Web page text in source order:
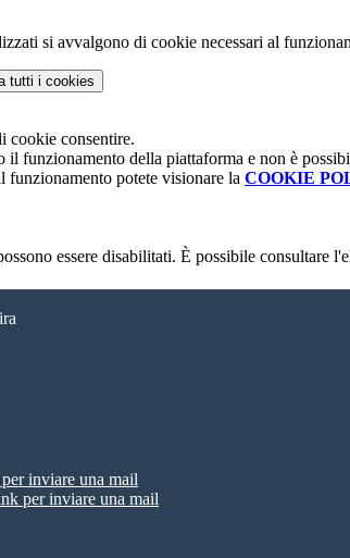
si avvalgono di cookie necessari al
tutti i cookies
cookie consentire.
il funzionamento della piattaforma e non è
funzionamento potete visionare la COOKIE
essere disabilitati. È possibile consultare
inviare una mail
per inviare una mail